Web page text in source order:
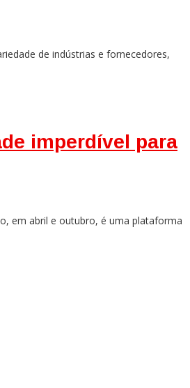
de indústrias e fornecedores,
imperdível para
em abril e outubro, é uma plataforma